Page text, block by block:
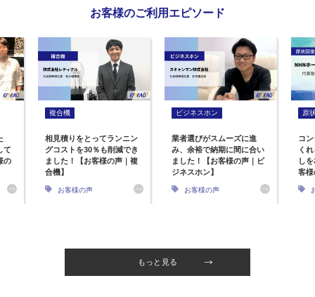
お客様のご利用エピソード
て
の
複合機
相見積りをとってランニン
グコストを30％も削減でき
ました！【お客様の声｜複
合機】
お客様の声
ビジネスホン
業者選びがスムーズに進
み、余裕で納期に間に合い
ました！【お客様の声｜ビ
ジネスホン】
お客様の声
原
コ
く
し
客
もっと見る